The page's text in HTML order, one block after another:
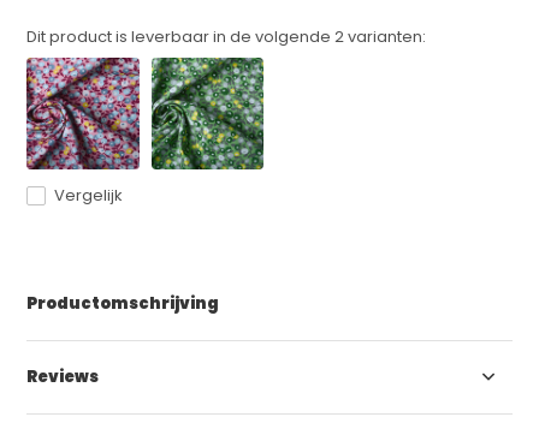
Dit product is leverbaar in de volgende2varianten:
Vergelijk
Productomschrijving
Reviews